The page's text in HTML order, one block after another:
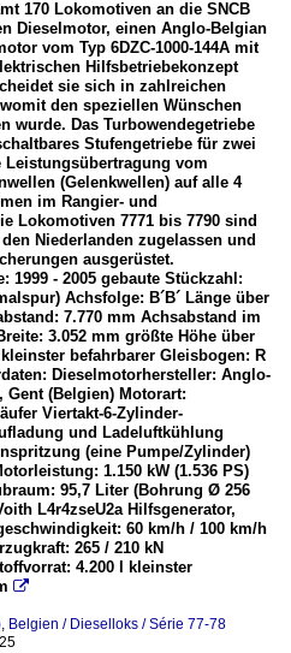
170 Lokomotiven an die SNCB
Dieselmotor, einen Anglo-Belgian
vom Typ 6DZC-1000-144A mit
Hilfsbetriebekonzept
sie sich in zahlreichen
den speziellen Wünschen
wurde. Das Turbowendegetriebe
Stufengetriebe für zwei
vom
(Gelenkwellen) auf alle 4
im Rangier- und
Lokomotiven 7771 bis 7790 sind
Niederlanden zugelassen und
ausgerüstet.
1999 - 2005 gebaute Stückzahl:
Achsfolge: B´B´ Länge über
7.770 mm Achsabstand im
3.052 mm größte Höhe über
befahrbarer Gleisbogen: R
Dieselmotorhersteller: Anglo-
Gent (Belgien) Motorart:
Viertakt-6-Zylinder-
und Ladeluftkühlung
(eine Pumpe/Zylinder)
1.150 kW (1.536 PS)
95,7 Liter (Bohrung Ø 256
L4r4zseU2a Hilfsgenerator,
60 km/h / 100 km/h
265 / 210 kN
4.200 l kleinster

, Belgien / Dieselloks / Série 77-78